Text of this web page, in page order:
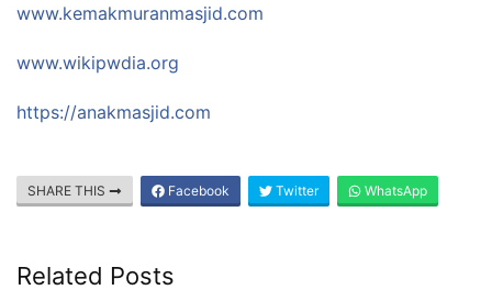
www.kemakmuranmasjid.com
www.wikipwdia.org
https://anakmasjid.com
SHARE THIS Facebook Twitter WhatsApp
Related Posts